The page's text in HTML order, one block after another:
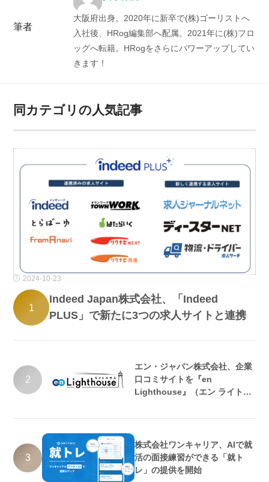
筆者
大阪府出身。2020年に新卒で(株)ゴーリストへ
入社後、HRog編集部へ配属。2021年に(株)フロ
ッグへ転籍。HRogをさらにパワーアップしてい
きます！
同カテゴリの人気記事
2024-10-23
1
Indeed Japan株式会社、「Indeed
PLUS」で新たに3つの求人サイトと連携
2
エン・ジャパン株式会社、企業
口コミサイトを『en
Lighthouse』（エン ライトハ
3
株式会社ワンキャリア、AIで就
活の面接練習ができる「就ト
レ」の提供を開始